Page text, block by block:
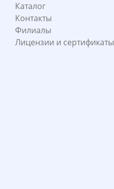
Каталог
Контакты
Филиалы
Лицензии и сертификаты